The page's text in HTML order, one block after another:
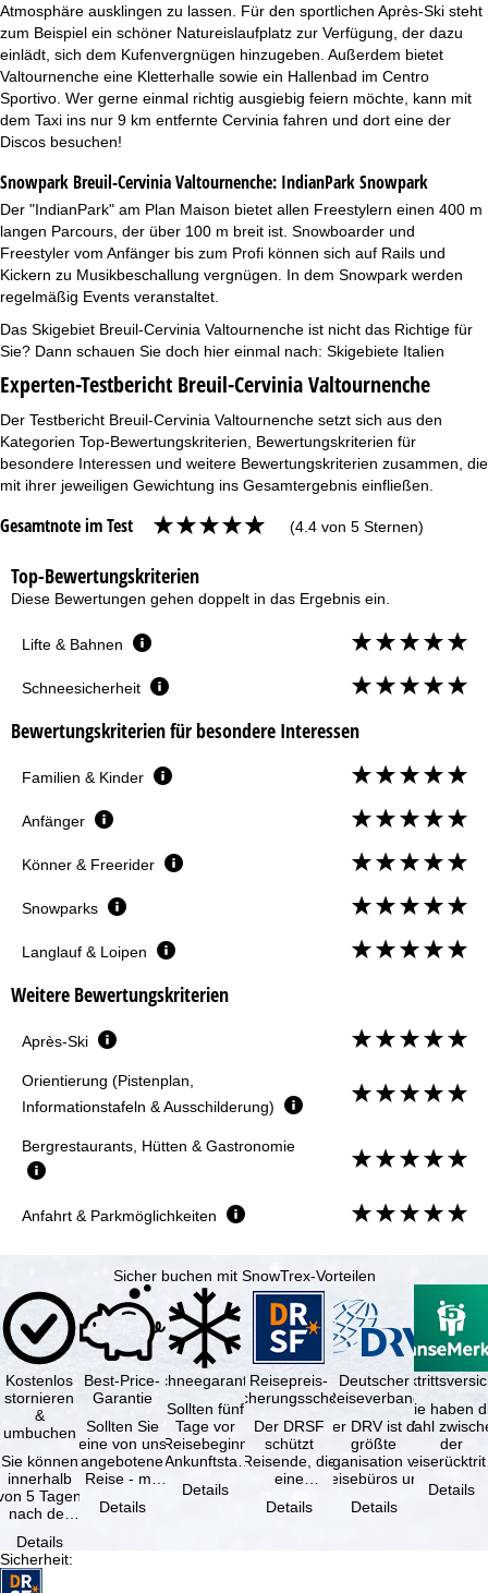
Atmosphäre ausklingen zu lassen. Für den sportlichen Après-Ski steht
zum Beispiel ein schöner Natureislaufplatz zur Verfügung, der dazu
einlädt, sich dem Kufenvergnügen hinzugeben. Außerdem bietet
Valtournenche eine Kletterhalle sowie ein Hallenbad im Centro
Sportivo. Wer gerne einmal richtig ausgiebig feiern möchte, kann mit
dem Taxi ins nur 9 km entfernte Cervinia fahren und dort eine der
Discos besuchen!
Snowpark Breuil-Cervinia Valtournenche: IndianPark Snowpark
Der "IndianPark" am Plan Maison bietet allen Freestylern einen 400 m
langen Parcours, der über 100 m breit ist. Snowboarder und
Freestyler vom Anfänger bis zum Profi können sich auf Rails und
Kickern zu Musikbeschallung vergnügen. In dem Snowpark werden
regelmäßig Events veranstaltet.
Das Skigebiet Breuil-Cervinia Valtournenche ist nicht das Richtige für
Sie? Dann schauen Sie doch hier einmal nach: Skigebiete Italien
Experten-Testbericht Breuil-Cervinia Valtournenche
Der Testbericht Breuil-Cervinia Valtournenche setzt sich aus den
Kategorien Top-Bewertungskriterien, Bewertungskriterien für
besondere Interessen und weitere Bewertungskriterien zusammen, die
mit ihrer jeweiligen Gewichtung ins Gesamtergebnis einfließen.
Gesamtnote im Test (4.4 von 5 Sternen)
Top-Bewertungskriterien
Diese Bewertungen gehen doppelt in das Ergebnis ein.
Lifte & Bahnen
Schneesicherheit
Bewertungskriterien für besondere Interessen
Familien & Kinder
Anfänger
Könner & Freerider
Snowparks
Langlauf & Loipen
Weitere Bewertungskriterien
Après-Ski
Orientierung (Pistenplan,
Informationstafeln & Ausschilderung)
Bergrestaurants, Hütten & Gastronomie
Anfahrt & Parkmöglichkeiten
Sicher buchen mit SnowTrex-Vorteilen
Kostenlos
stornieren
&
umbuchen
Sie können
innerhalb
5 Tagen
nach der
kostenfrei
…
Details
Best-Price-
Garantie
Sollten Sie
eine von uns
angebotene
Reise - mit
Leistung und
Details
Schneegarantie
Sollten fünf
Tage vor
Reisebeginn
(Ankunftstag)
aufgrund von
Schneemangel
Details
Reisepreis-
Sicherungsschein
Der DRSF
schützt
Reisende, die
eine
oder
Details
Deutscher
Reiseverband
Der DRV ist die
größte
Organisation von
Reisebüros und
Reiseveranstaltern
in …
Details
Sie haben
Wahl
der
(inklusive
Details
Sicherheit: